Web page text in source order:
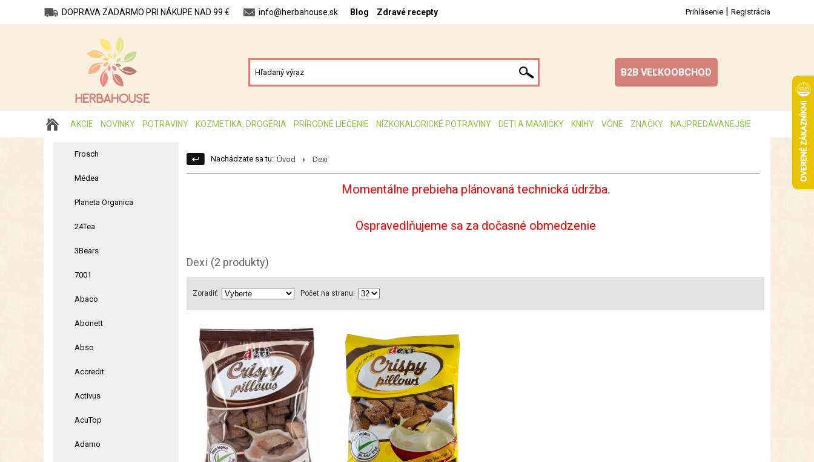
DOPRAVA ZADARMO PRI NÁKUPE NAD 99 € info@herbahouse.sk Blog Zdravé recepty Prihlásenie | Registrácia
B2B VEĽKOOBCHOD
AKCIE NOVINKY POTRAVINY KOZMETIKA, DROGÉRIA PRÍRODNÉ LIEČENIE NÍZKOKALORICKÉ POTRAVINY DETI A MAMIČKY KNIHY VÔNE ZNAČKY NAJPREDÁVANEJŠIE
Frosch
Médea
Planeta Organica
24Tea
3Bears
7001
Abaco
Abonett
Abso
Accredit
Activus
AcuTop
Adamo
Nachádzate sa tu: Úvod Dexi
Momentálne prebieha plánovaná technická údržba.
Ospravedlňujeme sa za dočasné obmedzenie
Dexi (2 produkty)
Zoradiť: Počet na stranu: